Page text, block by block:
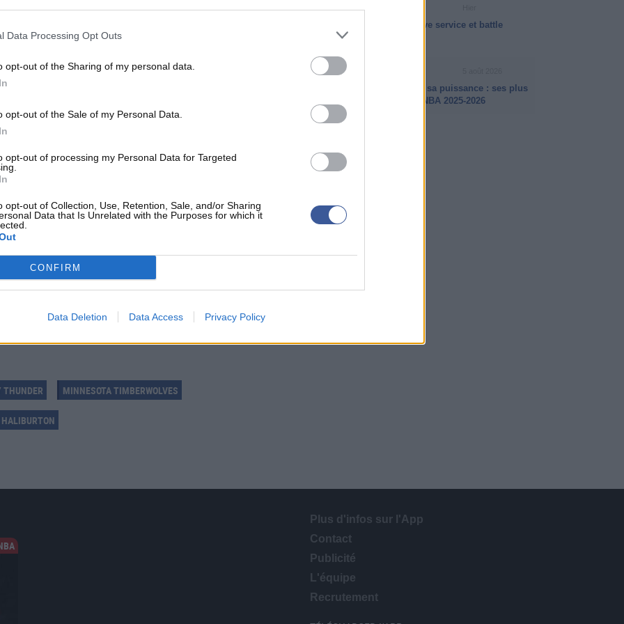
Data Processing Opt Outs
opt-out of the Sharing of my personal data.
opt-out of the Sale of my Personal Data.
opt-out of processing my Personal Data for Targeted
opt-out of Collection, Use, Retention, Sale, and/or Sharing
Data that Is Unrelated with the Purposes for which it
CONFIRM
Data Deletion Data Access Privacy Policy
!
et la preview des finales !
et vos avis via les réseaux sociaux !
MINNESOTA TIMBERWOLVES
La psychologie des jeux live service et battle
passes
VIDÉO NBA
Jalen Johnson a fait parler sa puissance : ses plus
beaux dunks de la saison NBA 2025-2026
Plus d'infos sur l'App
Contact
Publicité
L'équipe
Recrutement